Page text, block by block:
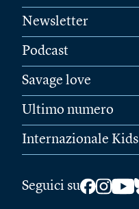
Newsletter
Podcast
Savage love
Ultimo numero
Internazionale Kids
Seguici su